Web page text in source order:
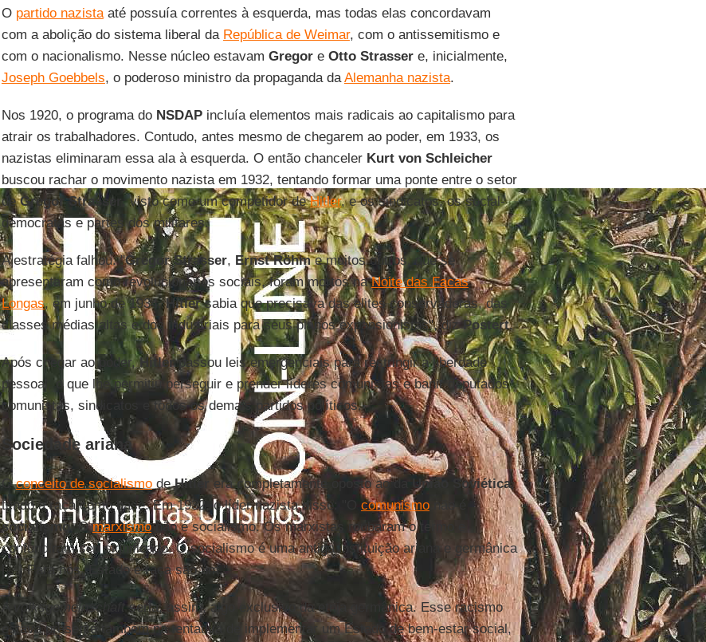
O partido nazistaaté possuía correntes à esquerda, mas todas elas concordavam
com a abolição do sistema liberal da República de Weimar, com o antissemitismo e
com o nacionalismo. Nesse núcleo estavam Gregor eOtto Strassere, inicialmente,
Joseph Goebbels, o poderoso ministro da propaganda daAlemanha nazista.
Nos 1920, o programa do NSDAPincluía elementos mais radicais ao capitalismo para
atrair os trabalhadores. Contudo, antes mesmo de chegarem ao poder, em 1933, os
nazistas eliminaram essa ala à esquerda. O então chancelerKurt von Schleicher
buscou rachar o movimento nazista em 1932, tentando formar uma ponte entre o setor
deGregor Strasser , visto como um competidor deHitler, e os sindicatos, os social-
democratas e partes dos militares.
A estratégia falhou. "Gregor Strasser, Ernst Röhme muitos outros, que se
apresentaram como revolucionários sociais, foram mortos naNoite das Facas
Longas, em junho de 1934.Hitlersabia que precisava das elites conservadoras, das
classes médias altas e dos industriais para seus planos expansionistas", dizPostert.
Após chegar ao poder,Hitlerpassou leis emergenciais para restringir a liberdade
pessoal, o que lhe permitiu perseguir e prender líderes comunistas e banir deputados
comunistas, sindicatos e todos os demais partidos políticos.
Sociedade ariana
Oconceito de socialismodeHitler era completamente oposto ao da União Soviética,
tendo a raça como base. Em 1932, o líder nazista disse: "O comunismonão é
socialismo. Omarxismonão é socialismo. Os marxistas roubaram o termo e
confundiram seu significado. O socialismo é uma antiga instituição ariana e germânica
[…] Para nós, Estado e raça são um."
Avolksgemeinschaftseria, assim, algo exclusivo da etnia germânica. Esse racismo
estava presente também na tentativa de implementar um Estado de bem-estar social,